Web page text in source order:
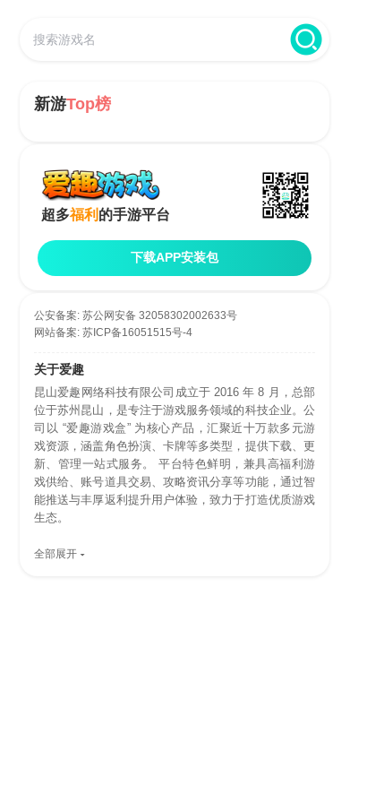
新游Top榜
超多福利 的手游平台
下载APP安装包
公安备案: 苏公网安备 32058302002633号
网站备案: 苏ICP备16051515号-4
关于爱趣
昆山爱趣网络科技有限公司成立于 2016 年 8 月，总部
位于苏州昆山，是专注于游戏服务领域的科技企业。公
司以 “爱趣游戏盒” 为核心产品，汇聚近十万款多元游
戏资源，涵盖角色扮演、卡牌等多类型，提供下载、更
新、管理一站式服务。 平台特色鲜明，兼具高福利游
戏供给、账号道具交易、攻略资讯分享等功能，通过智
能推送与丰厚返利提升用户体验，致力于打造优质游戏
生态。
全部展开